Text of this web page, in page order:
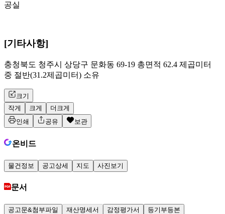
공실
[기타사항]
충청북도 청주시 상당구 문화동 69-19 총면적 62.4 제곱미터
중 절반(31.2제곱미터) 소유
크기
작게
크게
더크게
인쇄
공유 보관
온비드
물건정보 공고상세 지도 사진보기
문서
공고문&첨부파일 재산명세서 감정평가서 등기부등본